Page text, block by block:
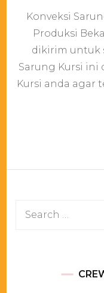
Konveksi
Produksi
dikirim untuk
Sarung Kursi
Kursi anda agar
Search